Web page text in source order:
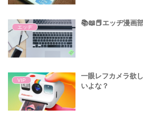
エッヂ
📚📖📕エッヂ漫画
VIP
一眼レフカメラ欲
いよな？